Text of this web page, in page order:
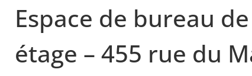
Espace de bureau
étage – 455 rue du